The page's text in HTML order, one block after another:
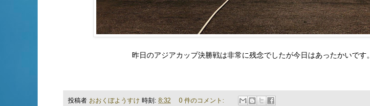
昨日のアジアカップ決勝戦は非常に残念でしたが今日はあったかいです。
投稿者 おおくぼようすけ 時刻: 8:32 0 件のコメント: